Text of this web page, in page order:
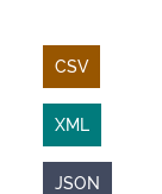
CSV
XML
JSON